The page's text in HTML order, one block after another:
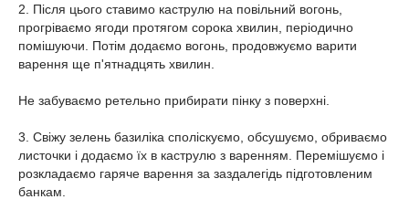
2. Після цього ставимо каструлю на повільний вогонь,
прогріваємо ягоди протягом сорока хвилин, періодично
помішуючи. Потім додаємо вогонь, продовжуємо варити
варення ще п'ятнадцять хвилин.
Не забуваємо ретельно прибирати пінку з поверхні.
3. Свіжу зелень базиліка споліскуємо, обсушуємо, обриваємо
листочки і додаємо їх в каструлю з варенням. Перемішуємо і
розкладаємо гаряче варення за заздалегідь підготовленим
банкам.